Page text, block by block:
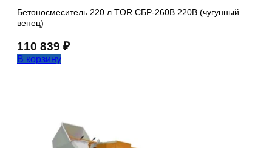
Бетоносмеситель 220 л TOR СБР-260В 220В (чугунный
венец)
110 839 ₽
В корзину